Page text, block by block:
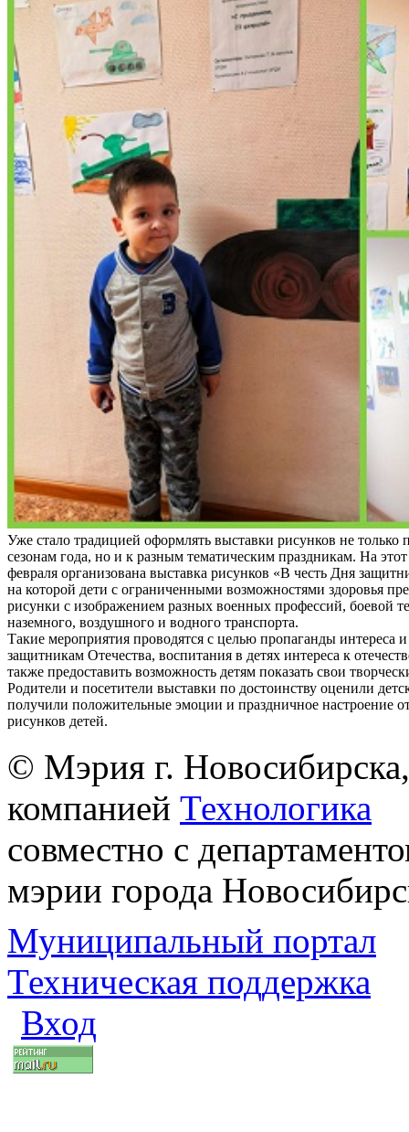
Уже стало традицией оформлять выставки рисунков не
сезонам года, но и к разным тематическим праздникам. На этот
февраля организована выставка рисунков «В честь Дня
на которой дети с ограниченными возможностями здоровья
рисунки с изображением разных военных профессий, боевой
наземного, воздушного и водного транспорта.
Такие мероприятия проводятся с целью пропаганды интереса
защитникам Отечества, воспитания в детях интереса к
также предоставить возможность детям показать свои
Родители и посетители выставки по достоинству оценили
получили положительные эмоции и праздничное настроение
рисунков детей.
© Мэрия г.
компанией Технологика
совместно с
мэрии города
Муниципальный портал
Техническая поддержка
Вход